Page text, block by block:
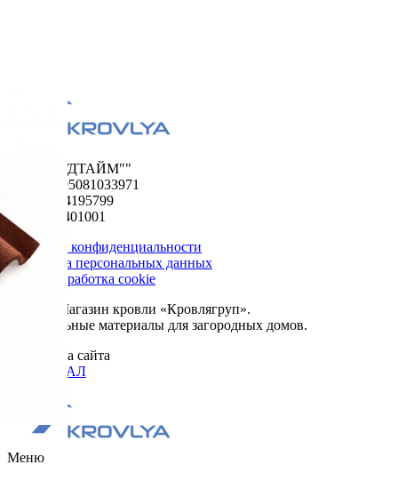
ООО "ФУДТАЙМ""
ОГРН 1195081033971
ИНН 5024195799
КПП 502401001
Политика конфиденциальности
Обработка персональных данных
Сбор и обработка cookie
© 2026. Магазин кровли «Кровлягруп».
Строительные материалы для загородных домов.
Разработка сайта
ОРИГИНАЛ
Меню